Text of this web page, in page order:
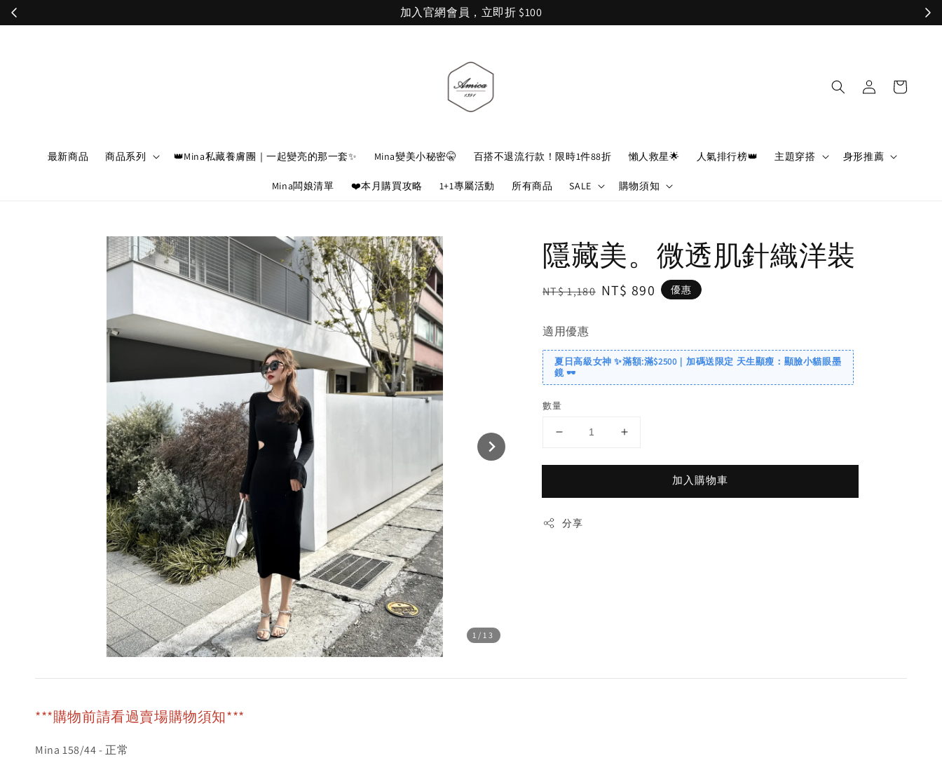
加入官網會員，立即折 $100
最新商品 商品系列 👑Mina私藏養膚團｜一起變亮的那一套✨ Mina變美小秘密🤫 百搭不退流行款！限時1件88折 懶人救星🌟 人氣排行榜👑 主題穿搭 身形推薦
Mina闆娘清單 ❤️本月購買攻略 1+1專屬活動 所有商品 SALE 購物須知
1 /13
隱藏美。微透肌針織洋裝
Regular
NT$ 1,180 Sale
NT$ 890 優惠
適用優惠
夏日高級女神 ✨滿額:滿$2500｜加碼送限定 天生顯瘦：顯臉小貓眼墨
鏡 🕶️
數量
加入購物車
分享
***購物前請看過賣場購物須知***
Mina 158/44 - 正常